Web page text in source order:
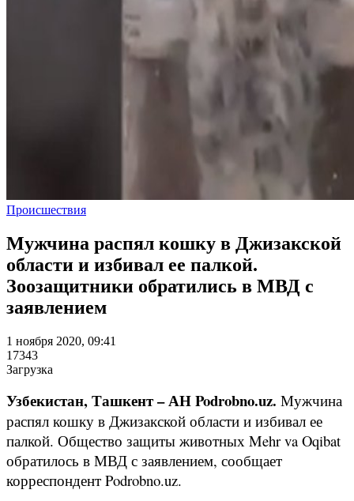
Происшествия
Мужчина распял кошку в Джизакской
области и избивал ее палкой.
Зоозащитники обратились в МВД с
заявлением
1 ноября 2020, 09:41
17343
Загрузка
Узбекистан, Ташкент – АН Podrobno.uz. Мужчина
распял кошку в Джизакской области и избивал ее
палкой. Общество защиты животных Mehr va Oqibat
обратилось в МВД с заявлением, сообщает
корреспондент Podrobno.uz.